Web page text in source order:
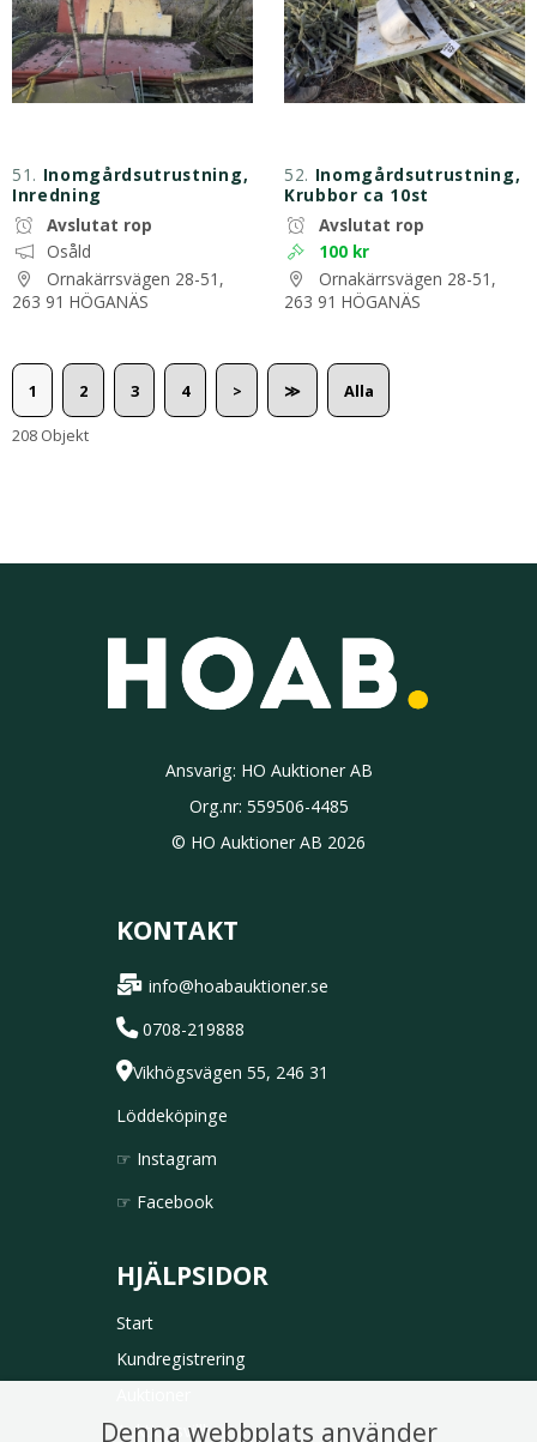
51. Inomgårdsutrustning,
Inredning
Avslutat rop
Osåld
Ornakärrsvägen 28-51,
263 91 HÖGANÄS
52. Inomgårdsutrustning,
Krubbor ca 10st
Avslutat rop
100 kr
Ornakärrsvägen 28-51,
263 91 HÖGANÄS
1 2 3 4 > ≫ Alla
208 Objekt
Ansvarig: HO Auktioner AB
Org.nr: 559506-4485
© HO Auktioner AB 2026
KONTAKT
info@hoabauktioner.se
0708-219888
Vikhögsvägen 55, 246 31
Löddeköpinge
☞ Instagram
☞ Facebook
HJÄLPSIDOR
Start
Kundregistrering
Auktionsvillkor
Denna webbplats använder